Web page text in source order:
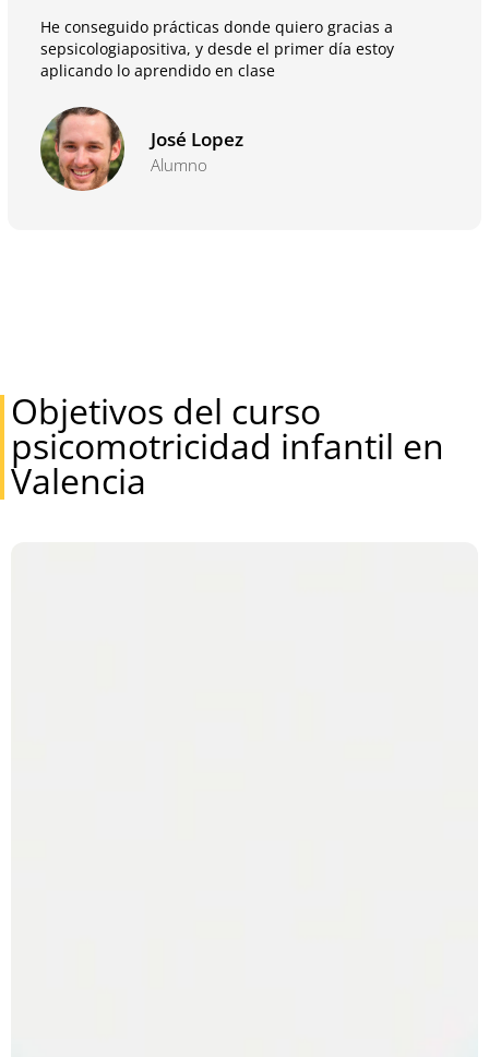
He conseguido prácticas donde quiero gracias a
sepsicologiapositiva, y desde el primer día estoy
aplicando lo aprendido en clase
José Lopez
Alumno
Objetivos del curso
psicomotricidad infantil en
Valencia